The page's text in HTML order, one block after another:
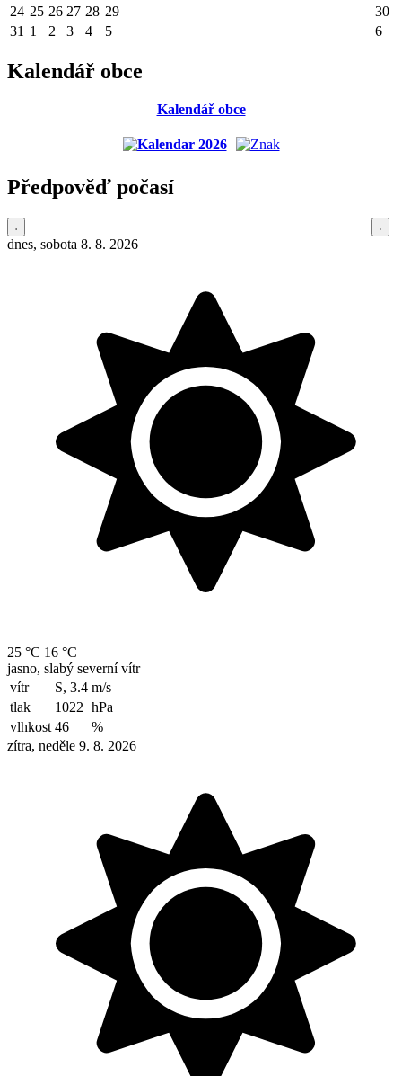
24 25 26 27 28 29
30
31 1 2 3 4 5 6
Kalendář obce
Kalendář obce
Předpověď počasí
dnes, sobota 8. 8. 2026
25 °C 16 °C
jasno, slabý severní vítr
vítr
S, 3.4 m/s
tlak
1022 hPa
vlhkost 46
%
zítra, neděle 9. 8. 2026